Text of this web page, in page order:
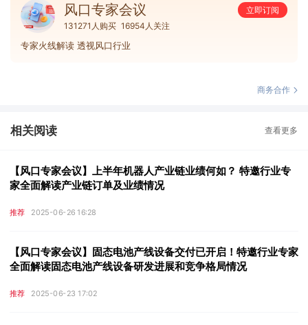
风口专家会议
立即订阅
131271人购买 16954人关注
专家火线解读 透视风口行业
商务合作
相关阅读 查看更多
【风口专家会议】上半年机器人产业链业绩何如？ 特邀行业专
家全面解读产业链订单及业绩情况
推荐 2025-06-26 16:28
【风口专家会议】固态电池产线设备交付已开启！特邀行业专家
全面解读固态电池产线设备研发进展和竞争格局情况
推荐 2025-06-23 17:02